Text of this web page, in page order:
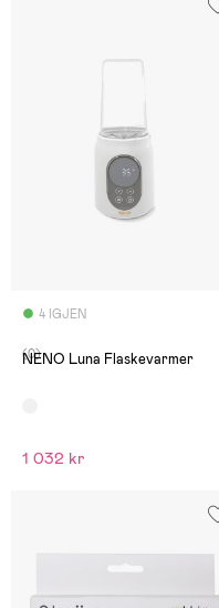
4 IGJEN
(0)
NENO Luna Flaskevarmer
1 032 kr